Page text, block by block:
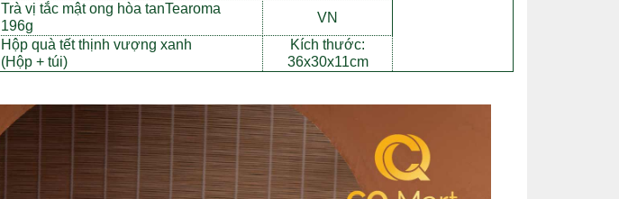
Trà vị tắc mật ong hòa tanTearoma
196g
VN
Hộp quà tết thịnh vượng xanh
(Hộp + túi)
Kích thước:
36x30x11cm